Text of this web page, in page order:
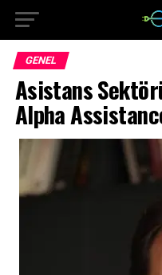
GENEL
Asistans
Alpha